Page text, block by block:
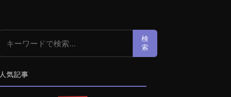
検
索
人気記事